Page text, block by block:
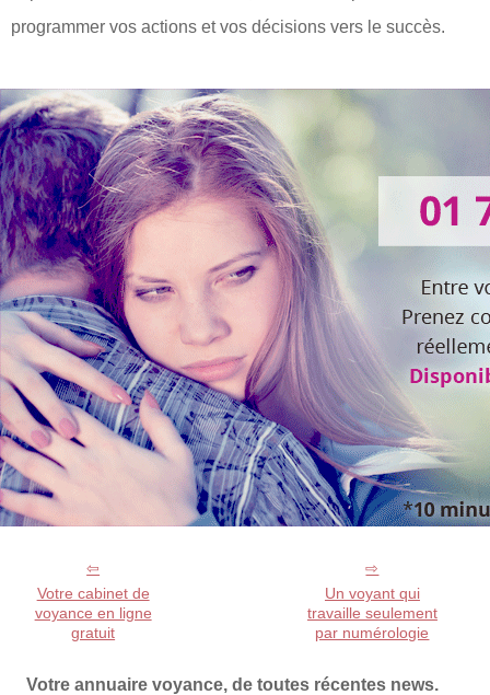
programmer vos actions et vos décisions vers le succès.
Votre cabinet de
voyance en ligne
gratuit
Un voyant qui
travaille seulement
par numérologie
Votre annuaire voyance, de toutes récentes news.